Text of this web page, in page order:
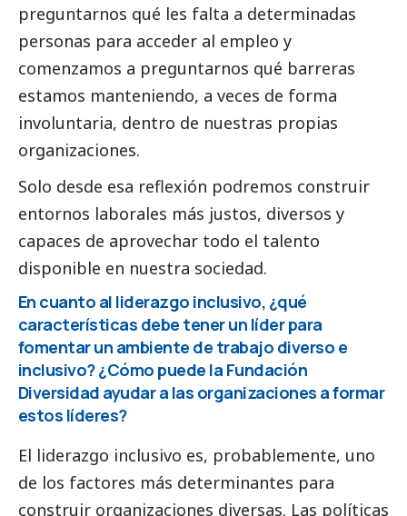
preguntarnos qué les falta a determinadas
personas para acceder al empleo y
comenzamos a preguntarnos qué barreras
estamos manteniendo, a veces de forma
involuntaria, dentro de nuestras propias
organizaciones.
Solo desde esa reflexión podremos construir
entornos laborales más justos, diversos y
capaces de aprovechar todo el talento
disponible en nuestra sociedad.
En cuanto al liderazgo inclusivo, ¿qué
características debe tener un líder para
fomentar un ambiente de trabajo diverso e
inclusivo? ¿Cómo puede la Fundación
Diversidad ayudar a las organizaciones a formar
estos líderes?
El liderazgo inclusivo es, probablemente, uno
de los factores más determinantes para
construir organizaciones diversas. Las políticas